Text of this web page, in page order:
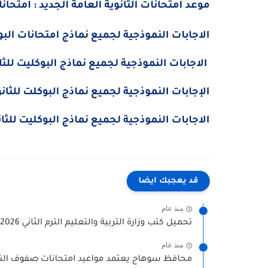
موعد امتحانات الثانوية العامة الجديد : امتحانات
الاجابات النموذجية لجميع نماذج امتحانات البوكليت
الاجابات النموذجية لجميع نماذج البوكليت للثانوية العامة
الإجابات النموذجية لجميع نماذج البوكلت
الاجابات النموذجية لجميع نماذج البوكليت للثانوية العامة
قد يعجبك ايضا
منذ عام
تحميل كتب وزارة التربية والتعليم الترم الثاني 2026 جميع المراحل...
منذ عام
محافظ سوهاج يعتمد مواعيد امتحانات صفوف